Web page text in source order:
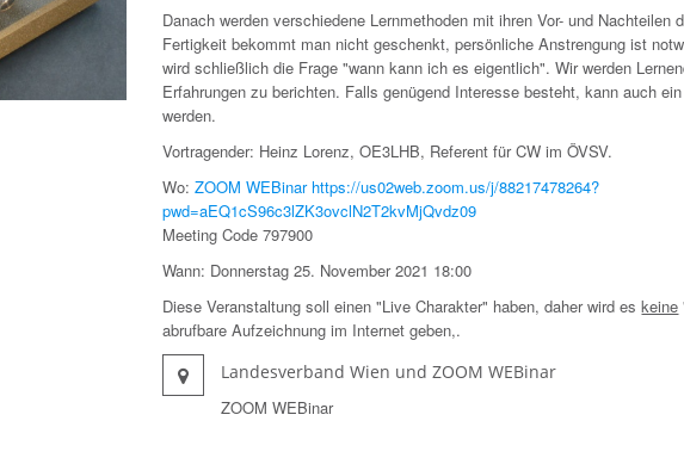
Danach werden verschiedene Lernmethoden mit ihren Vor- und Nachteilen
Fertigkeit bekommt man nicht geschenkt, persönliche Anstrengung ist
wird schließlich die Frage "wann kann ich es eigentlich". Wir werden
Erfahrungen zu berichten. Falls genügend Interesse besteht, kann auch
werden.
Vortragender: Heinz Lorenz, OE3LHB, Referent für CW im ÖVSV.
Wo:ZOOM WEBinar https://us02web.zoom.us/j/88217478264?
pwd=aEQ1cS96c3lZK3ovclN2T2kvMjQvdz09
Meeting Code 797900
Wann: Donnerstag 25. November 2021 18:00
Diese Veranstaltung soll einen "Live Charakter" haben, daher wird eskeine
abrufbare Aufzeichnung im Internet geben,.
Landesverband Wien und ZOOM WEBinar
ZOOM WEBinar